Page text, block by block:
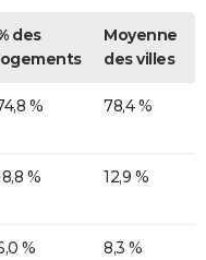
des
Moyenne
des villes
% 78,4 %
% 12,9 %
% 8,3 %